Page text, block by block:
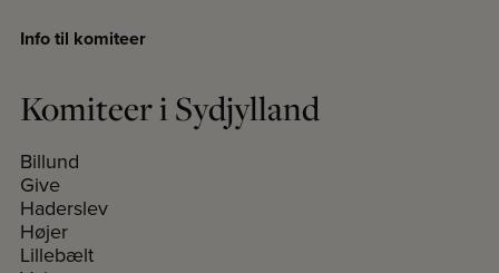
Info til komiteer
Komiteer i Sydjylland
Billund
Give
Haderslev
Højer
Lillebælt